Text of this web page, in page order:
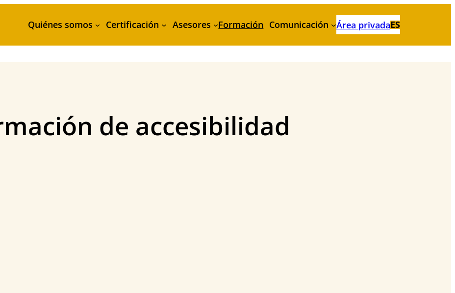
Quiénes somos Certificación Asesores Formación Comunicación Área privadaES
de accesibilidad